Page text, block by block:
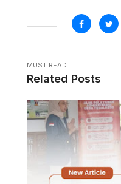
MUST READ
Related Posts